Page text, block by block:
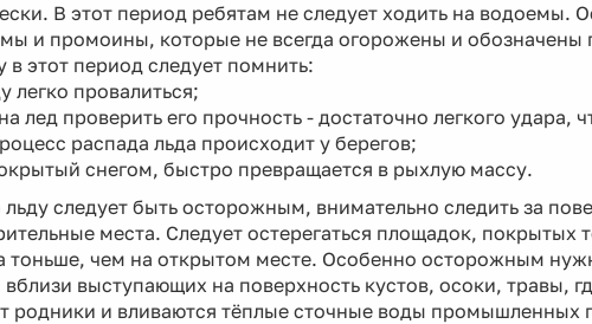
В этот период ребятам не следует ходить на водоемы.
и промоины, которые не всегда огорожены и обозначены
этот период следует помнить:
легко провалиться;
лед проверить его прочность - достаточно легкого удара,
распада льда происходит у берегов;
снегом, быстро превращается в рыхлую массу.
следует быть осторожным, внимательно следить за
места. Следует остерегаться площадок, покрытых
тоньше, чем на открытом месте. Особенно осторожным
выступающих на поверхность кустов, осоки, травы,
родники и вливаются тёплые сточные воды промышленных